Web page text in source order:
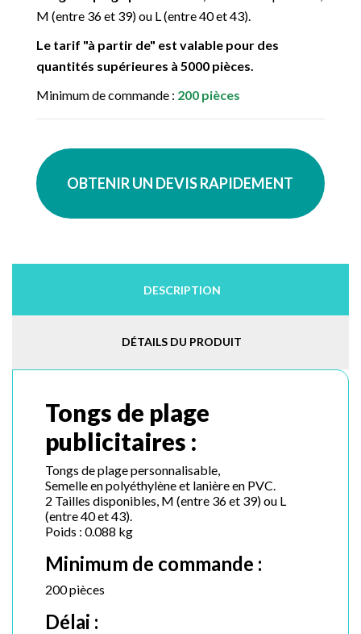
M (entre 36 et 39) ou L (entre 40 et 43).
Le tarif "à partir de" est valable pour des
quantités supérieures à 5000 pièces.
Minimum de commande : 200 pièces
OBTENIR UN DEVIS RAPIDEMENT
DESCRIPTION
DÉTAILS DU PRODUIT
Tongs de plage
publicitaires :
Tongs de plage personnalisable,
Semelle en polyéthylène et lanière en PVC.
2 Tailles disponibles, M (entre 36 et 39) ou L
(entre 40 et 43).
Poids : 0.088 kg
Minimum de commande :
200 pièces
Délai :